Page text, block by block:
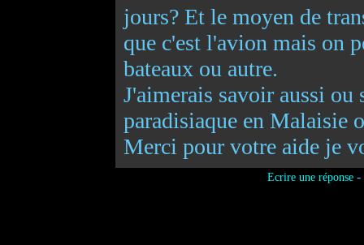
jours? Et le moyen de
que c'est l'avion mais on
bateaux ou autre.
J'aimerais savoir aussi
paradisiaque en Malaisie
Merci pour votre aide je
Ecrire une réponse-